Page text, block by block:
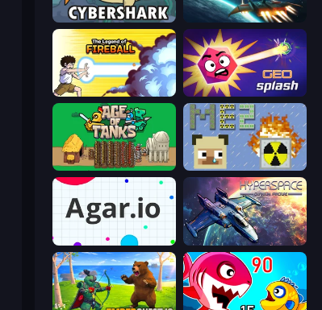
CyberShark Netquel
Legend Of Fireball GEOsplash
Age of Tanks Warriors: TD War MineEnergy2
Agar.io Hyperspace: Quantum Fracture